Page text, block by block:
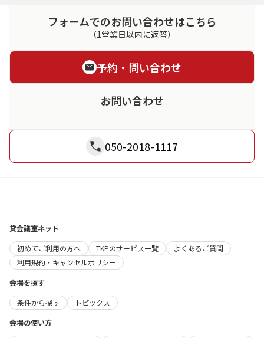
フォームでのお問い合わせはこちら
（1営業日以内に返答）
予約・問い合わせ
お問い合わせ
050-2018-1117
貸会議室ネット
初めてご利用の方へ
TKPのサービス一覧
よくあるご質問
利用規約・キャンセルポリシー
会場を探す
条件から探す
トピックス
会場の使い方